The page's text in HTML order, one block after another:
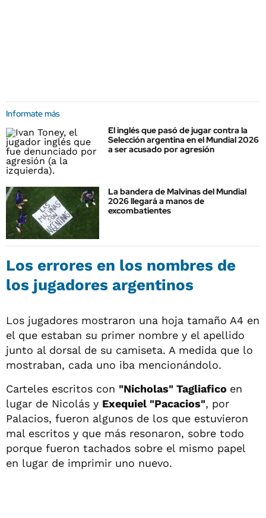
Informate más
El inglés que pasó de jugar contra la
Selección argentina en el Mundial 2026
a ser acusado por agresión
La bandera de Malvinas del Mundial
2026 llegará a manos de
excombatientes
Los errores en los nombres de
los jugadores argentinos
Los jugadores mostraron una hoja tamaño A4 en
el que estaban su primer nombre y el apellido
junto al dorsal de su camiseta. A medida que lo
mostraban, cada uno iba mencionándolo.
Carteles escritos con "Nicholas" Tagliafico en
lugar de Nicolás y Exequiel "Pacacios", por
Palacios, fueron algunos de los que estuvieron
mal escritos y que más resonaron, sobre todo
porque fueron tachados sobre el mismo papel
en lugar de imprimir uno nuevo.